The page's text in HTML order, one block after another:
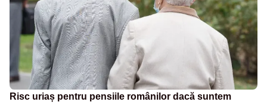
Risc uriaș pentru pensiile românilor dacă suntem